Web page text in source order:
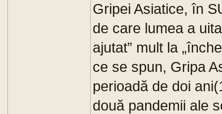
Gripei Asiatice, în
de care lumea a
ajutat” mult la
ce se spun, Gripa
perioadă de doi
două pandemii ale